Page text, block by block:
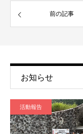
前の記事
お知らせ
活動報告